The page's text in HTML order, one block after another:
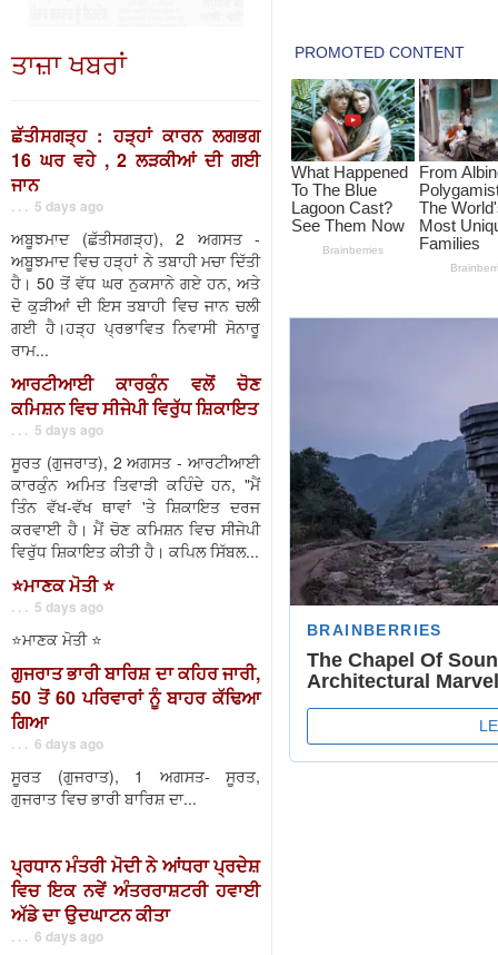
ਤਾਜ਼ਾ ਖਬਰਾਂ
ਛੱਤੀਸਗੜ੍ਹ : ਹੜ੍ਹਾਂ ਕਾਰਨ ਲਗਭਗ
16 ਘਰ ਵਹੇ , 2 ਲੜਕੀਆਂ ਦੀ ਗਈ
ਜਾਨ
. . . 5 days ago
ਅਬੂਝਮਾਦ (ਛੱਤੀਸਗੜ੍ਹ), 2 ਅਗਸਤ -
ਅਬੂਝਮਾਦ ਵਿਚ ਹੜ੍ਹਾਂ ਨੇ ਤਬਾਹੀ ਮਚਾ ਦਿੱਤੀ
ਹੈ। 50 ਤੋਂ ਵੱਧ ਘਰ ਨੁਕਸਾਨੇ ਗਏ ਹਨ, ਅਤੇ
ਦੋ ਕੁੜੀਆਂ ਦੀ ਇਸ ਤਬਾਹੀ ਵਿਚ ਜਾਨ ਚਲੀ
ਗਈ ਹੈ।ਹੜ੍ਹ ਪ੍ਰਭਾਵਿਤ ਨਿਵਾਸੀ ਸੋਨਾਰੂ
ਰਾਮ...
ਆਰਟੀਆਈ ਕਾਰਕੁੰਨ ਵਲੋਂ ਚੋਣ
ਕਮਿਸ਼ਨ ਵਿਚ ਸੀਜੇਪੀ ਵਿਰੁੱਧ ਸ਼ਿਕਾਇਤ
. . . 5 days ago
ਸੂਰਤ (ਗੁਜਰਾਤ), 2 ਅਗਸਤ - ਆਰਟੀਆਈ
ਕਾਰਕੁੰਨ ਅਮਿਤ ਤਿਵਾੜੀ ਕਹਿੰਦੇ ਹਨ, "ਮੈਂ
ਤਿੰਨ ਵੱਖ-ਵੱਖ ਥਾਵਾਂ 'ਤੇ ਸ਼ਿਕਾਇਤ ਦਰਜ
ਕਰਵਾਈ ਹੈ। ਮੈਂ ਚੋਣ ਕਮਿਸ਼ਨ ਵਿਚ ਸੀਜੇਪੀ
ਵਿਰੁੱਧ ਸ਼ਿਕਾਇਤ ਕੀਤੀ ਹੈ। ਕਪਿਲ ਸਿੱਬਲ...
⭐️ਮਾਣਕ ਮੋਤੀ ⭐️
. . . 5 days ago
⭐️ਮਾਣਕ ਮੋਤੀ ⭐️
ਗੁਜਰਾਤ ਭਾਰੀ ਬਾਰਿਸ਼ ਦਾ ਕਹਿਰ ਜਾਰੀ,
50 ਤੋਂ 60 ਪਰਿਵਾਰਾਂ ਨੂੰ ਬਾਹਰ ਕੱਢਿਆ
ਗਿਆ
. . . 6 days ago
ਸੂਰਤ (ਗੁਜਰਾਤ), 1 ਅਗਸਤ- ਸੂਰਤ,
ਗੁਜਰਾਤ ਵਿਚ ਭਾਰੀ ਬਾਰਿਸ਼ ਦਾ...
ਪ੍ਰਧਾਨ ਮੰਤਰੀ ਮੋਦੀ ਨੇ ਆਂਧਰਾ ਪ੍ਰਦੇਸ਼
ਵਿਚ ਇਕ ਨਵੇਂ ਅੰਤਰਰਾਸ਼ਟਰੀ ਹਵਾਈ
ਅੱਡੇ ਦਾ ਉਦਘਾਟਨ ਕੀਤਾ
. . . 6 days ago